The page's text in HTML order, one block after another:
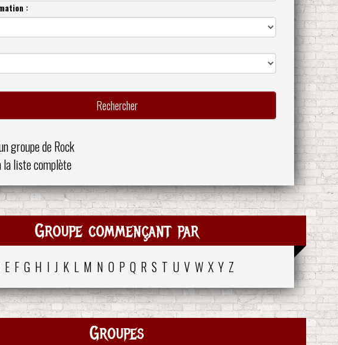
:
groupe de Rock
la liste complète
Groupe commençant par
E F G H I J K L M N O P Q R S T U V W X Y Z
Groupes